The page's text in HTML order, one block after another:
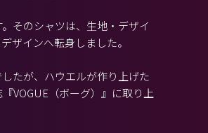
そのシャツは、生地・デザイ
ザインへ転身しました。
たが、ハウエルが作り上げた
VOGUE（ボーグ）』に取り上